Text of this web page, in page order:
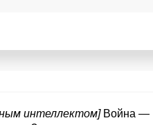
интеллектом] Война —